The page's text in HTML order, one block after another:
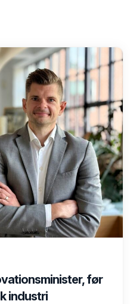
før
industri